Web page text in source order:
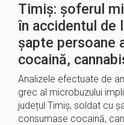
Timiș: șoferul
în accidentul de
șapte persoane
cocaină,
Analizele efectuate de
grec al microbuzului
județul Timiș, soldat cu
consumase cocaină,